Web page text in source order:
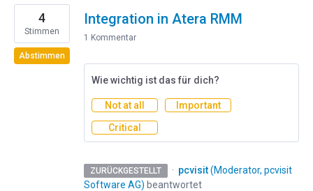
Integration in Atera RMM
4
Stimmen
Abstimmen
1 Kommentar
Wie wichtig ist das für dich?
Not at all
Important
Critical
ZURÜCKGESTELLT · pcvisit(Moderator, pcvisit
Software AG) beantwortet